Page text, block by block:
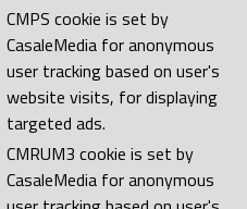
CMPS cookie is set by
CasaleMedia for anonymous
user tracking based on user's
website visits, for displaying
targeted ads.
CMRUM3 cookie is set by
CasaleMedia for anonymous